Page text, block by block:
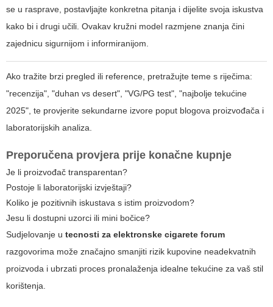
se u rasprave, postavljajte konkretna pitanja i dijelite svoja iskustva
kako bi i drugi učili. Ovakav kružni model razmjene znanja čini
zajednicu sigurnijom i informiranijom.
Ako tražite brzi pregled ili reference, pretražujte teme s riječima:
"recenzija", "duhan vs desert", "VG/PG test", "najbolje tekućine
2025", te provjerite sekundarne izvore poput blogova proizvođača i
laboratorijskih analiza.
Preporučena provjera prije konačne kupnje
Je li proizvođač transparentan?
Postoje li laboratorijski izvještaji?
Koliko je pozitivnih iskustava s istim proizvodom?
Jesu li dostupni uzorci ili mini bočice?
Sudjelovanje u tecnosti za elektronske cigarete forum
razgovorima može značajno smanjiti rizik kupovine neadekvatnih
proizvoda i ubrzati proces pronalaženja idealne tekućine za vaš stil
korištenja.